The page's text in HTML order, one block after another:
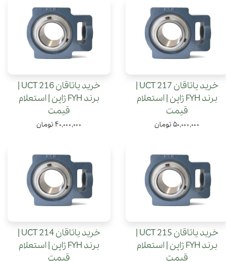
خرید یاتاقان UCT 217 |
برند FYH ژاپن | استعلام
قیمت
۵۰,۰۰۰,۰۰۰ تومان
خرید یاتاقان UCT 216 |
برند FYH ژاپن | استعلام
قیمت
۴۰,۰۰۰,۰۰۰ تومان
خرید یاتاقان UCT 215 |
برند FYH ژاپن | استعلام
قیمت
خرید یاتاقان UCT 214 |
برند FYH ژاپن | استعلام
قیمت